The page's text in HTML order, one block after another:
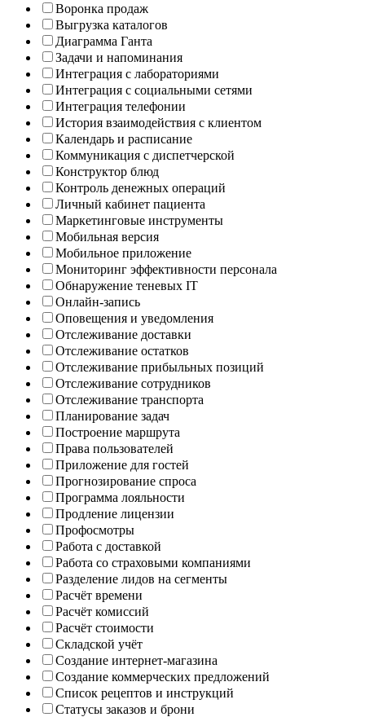
Воронка продаж
Выгрузка каталогов
Диаграмма Ганта
Задачи и напоминания
Интеграция с лабораториями
Интеграция с социальными сетями
Интеграция телефонии
История взаимодействия с клиентом
Календарь и расписание
Коммуникация с диспетчерской
Конструктор блюд
Контроль денежных операций
Личный кабинет пациента
Маркетинговые инструменты
Мобильная версия
Мобильное приложение
Мониторинг эффективности персонала
Обнаружение теневых IT
Онлайн-запись
Оповещения и уведомления
Отслеживание доставки
Отслеживание остатков
Отслеживание прибыльных позиций
Отслеживание сотрудников
Отслеживание транспорта
Планирование задач
Построение маршрута
Права пользователей
Приложение для гостей
Прогнозирование спроса
Программа лояльности
Продление лицензии
Профосмотры
Работа с доставкой
Работа со страховыми компаниями
Разделение лидов на сегменты
Расчёт времени
Расчёт комиссий
Расчёт стоимости
Складской учёт
Создание интернет-магазина
Создание коммерческих предложений
Список рецептов и инструкций
Статусы заказов и брони